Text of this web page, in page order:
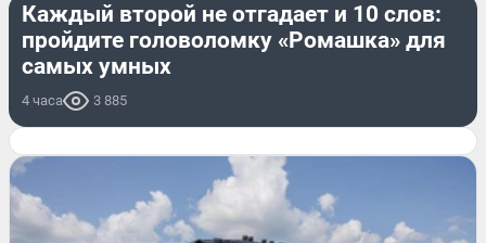
Каждый второй не отгадает и 10 слов:
пройдите головоломку «Ромашка» для
самых умных
4 часа 3 885